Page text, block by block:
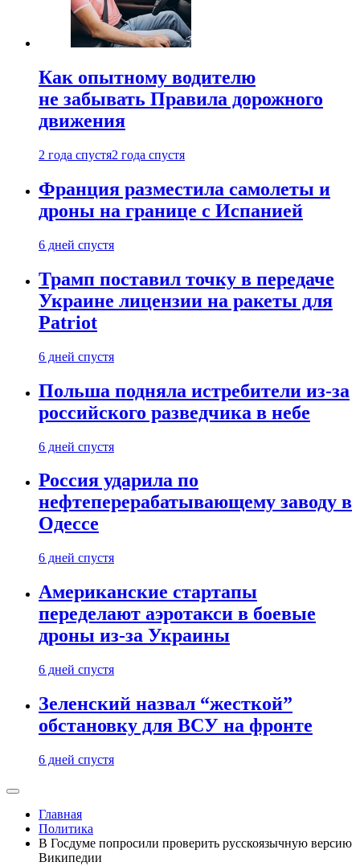
Как опытному водителю
не забывать Правила дорожного
движения
2 года спустя2 года спустя
Франция разместила самолеты и
дроны на границе с Испанией
6 дней спустя
Трамп поставил точку в передаче
Украине лицензии на ракеты для
Patriot
6 дней спустя
Польша подняла истребители из-за
российского разведчика в небе
6 дней спустя
Россия ударила по
нефтеперерабатывающему заводу в
Одессе
6 дней спустя
Американские стартапы
переделают аэротакси в боевые
дроны из-за Украины
6 дней спустя
Зеленский назвал “жесткой”
обстановку для ВСУ на фронте
6 дней спустя
Главная
Политика
В Госдуме попросили проверить русскоязычную версию
Википедии